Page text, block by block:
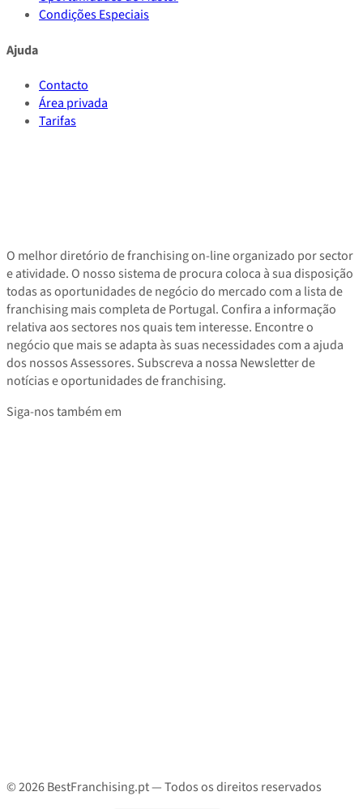
Condições Especiais
Ajuda
Contacto
Área privada
Tarifas
O melhor diretório de franchising on-line organizado por sector
e atividade. O nosso sistema de procura coloca à sua disposição
todas as oportunidades de negócio do mercado com a lista de
franchising mais completa de Portugal. Confira a informação
relativa aos sectores nos quais tem interesse. Encontre o
negócio que mais se adapta às suas necessidades com a ajuda
dos nossos Assessores. Subscreva a nossa Newsletter de
notícias e oportunidades de franchising.
Siga-nos também em
© 2026 BestFranchising.pt — Todos os direitos reservados